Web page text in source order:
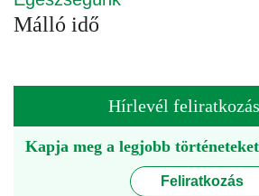
Málló idő
Hírlevél feliratkozás
Kapja meg a legjobb
Feliratkozás